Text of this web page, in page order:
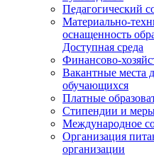
Педагогический
Материально-
оснащенность
Доступная среда
Финансово-
Вакантные места
обучающихся
Платные
Стипендии и
Международное
Организация
организации